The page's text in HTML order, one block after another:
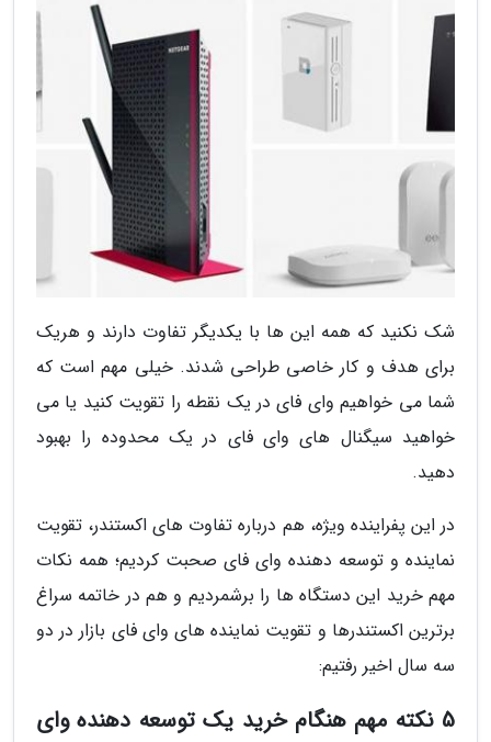
شک نکنید که همه این ها با یکدیگر تفاوت دارند و هریک
برای هدف و کار خاصی طراحی شدند. خیلی مهم است که
شما می خواهیم وای فای در یک نقطه را تقویت کنید یا می
خواهید سیگنال های وای فای در یک محدوده را بهبود
دهید.
در این پفراینده ویژه، هم درباره تفاوت های اکستندر، تقویت
نماینده و توسعه دهنده وای فای صحبت کردیم؛ همه نکات
مهم خرید این دستگاه ها را برشمردیم و هم در خاتمه سراغ
برترین اکستندرها و تقویت نماینده های وای فای بازار در دو
سه سال اخیر رفتیم:
5 نکته مهم هنگام خرید یک توسعه دهنده وای